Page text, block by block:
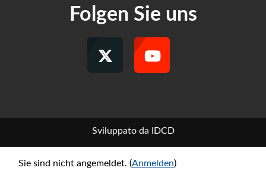
Folgen Sie uns
Sviluppato da IDCD
Sie sind nicht angemeldet. (Anmelden)